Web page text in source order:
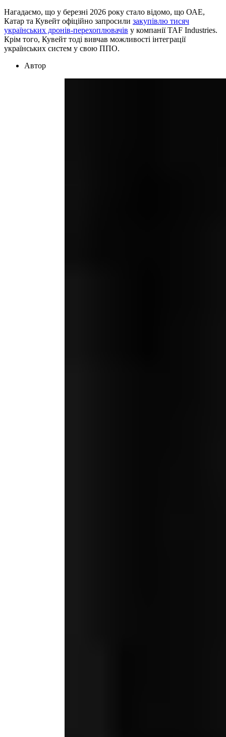
Нагадаємо, що у березні 2026 року стало відомо, що ОАЕ,
Катар та Кувейт офіційно запросили закупівлю тисяч
українських дронів-перехоплювачів у компанії TAF Industries.
Крім того, Кувейт тоді вивчав можливості інтеграції
українських систем у свою ППО.
Автор